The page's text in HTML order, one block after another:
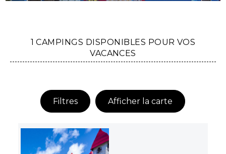
1 CAMPINGS DISPONIBLES POUR VOS
VACANCES
Filtres Afficher la carte